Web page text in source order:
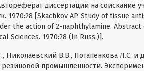
диссертации на соискание
1970:28 [Skachkov AP. Study of tissue
the action of 2-naphthylamine.
Sciences. 1970:28 (In Russ.)].
Николаевский В.В., Потапенкова Л.С. и
промышленности.